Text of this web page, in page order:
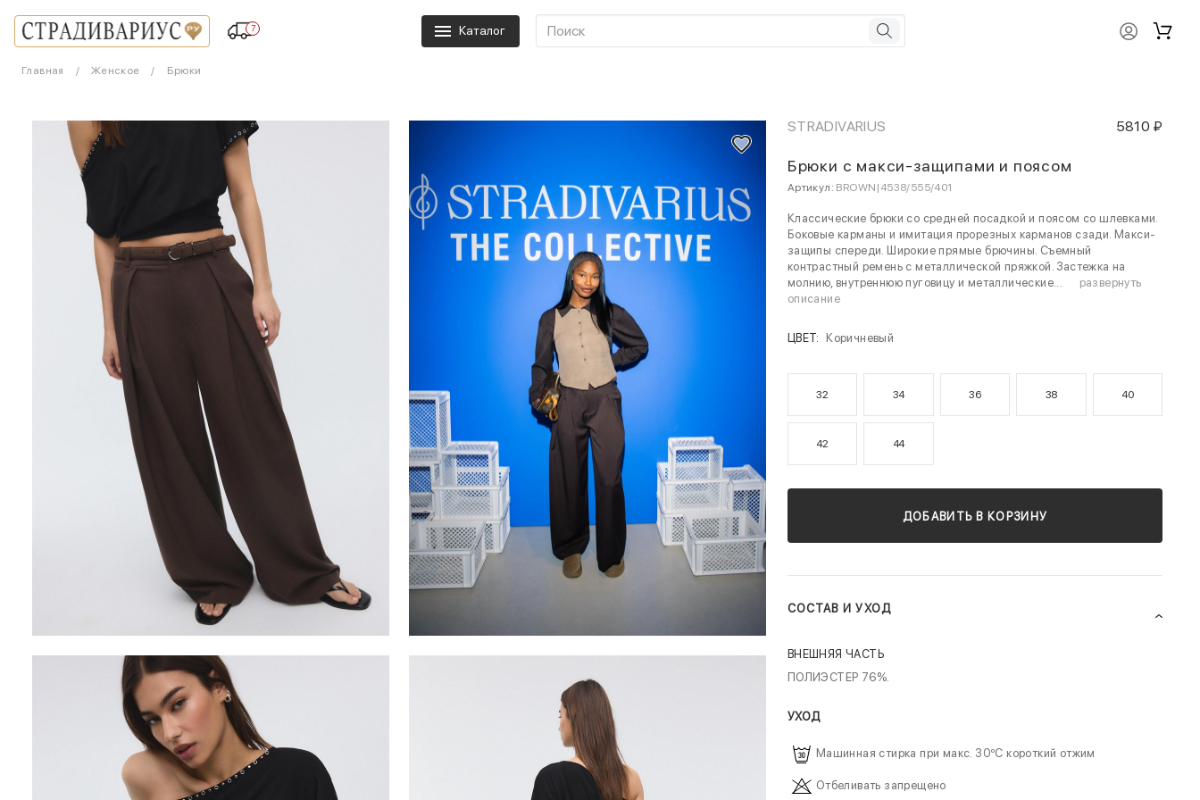
7 Каталог
Главная Женское Брюки
STRADIVARIUS 5810 ₽
Брюки с макси-защипами и поясом
Артикул: BROWN|4538/555/401
Классические брюки со средней посадкой и поясом со шлевками.
Боковые карманы и имитация прорезных карманов сзади. Макси-
защипы спереди. Широкие прямые брючины. Съемный
контрастный ремень с металлической пряжкой. Застежка на
молнию, внутреннюю пуговицу и металлические...
развернуть
описание
ЦВЕТ: Коричневый
32 34 36 38 40
42 44
ДОБАВИТЬ В КОРЗИНУ
СОСТАВ И УХОД
ВНЕШНЯЯ ЧАСТЬ
ПОЛИЭСТЕР 76%.
УХОД
Машинная стирка при макс. 30ºC короткий отжим
Отбеливать запрещено